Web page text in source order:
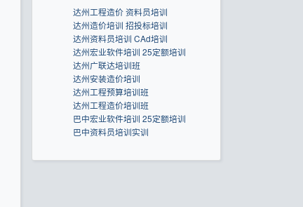
达州工程造价 资料员培训
达州造价培训 招投标培训
达州资料员培训 CAd培训
达州宏业软件培训 25定额培训
达州广联达培训班
达州安装造价培训
达州工程预算培训班
达州工程造价培训班
巴中宏业软件培训 25定额培训
巴中资料员培训实训